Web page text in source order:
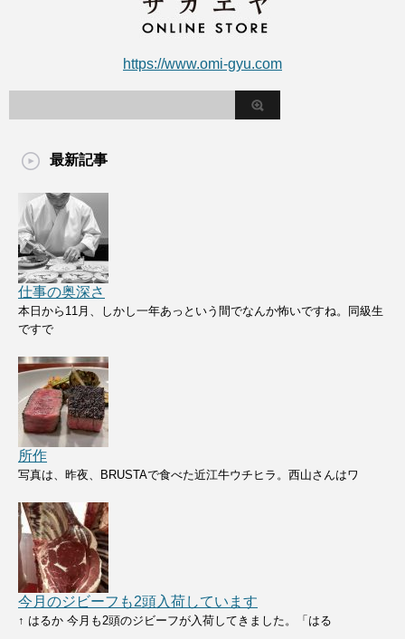
https://www.omi-gyu.com
最新記事
仕事の奥深さ
本日から11月、しかし一年あっという間でなんか怖いですね。同級生
ですで
所作
写真は、昨夜、BRUSTAで食べた近江牛ウチヒラ。西山さんはワ
今月のジビーフも2頭入荷しています
↑ はるか 今月も2頭のジビーフが入荷してきました。「はる